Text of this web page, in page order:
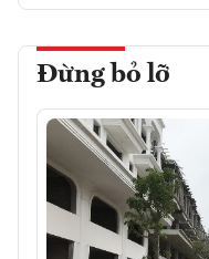
Đừng bỏ lỡ